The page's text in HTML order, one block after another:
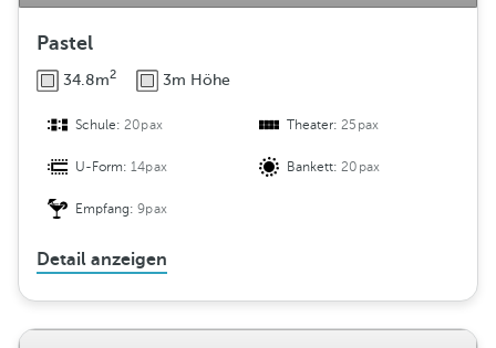
Pastel
34.8m2 3m Höhe
Schule:20pax Theater:25pax
U-Form:14pax Bankett:20pax
Empfang:9pax
Detail anzeigen